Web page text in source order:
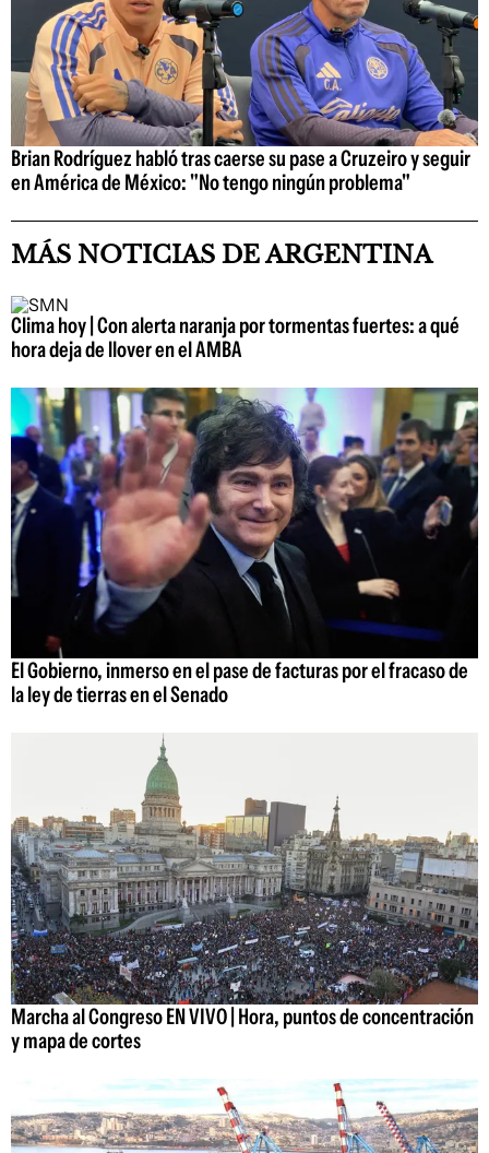
Brian Rodríguez habló tras caerse su pase a Cruzeiro y seguir
en América de México: "No tengo ningún problema"
MÁS NOTICIAS DE ARGENTINA
Clima hoy | Con alerta naranja por tormentas fuertes: a qué
hora deja de llover en el AMBA
El Gobierno, inmerso en el pase de facturas por el fracaso de
la ley de tierras en el Senado
Marcha al Congreso EN VIVO | Hora, puntos de concentración
y mapa de cortes